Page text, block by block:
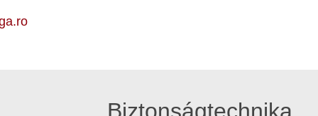
Biztonságtechnika